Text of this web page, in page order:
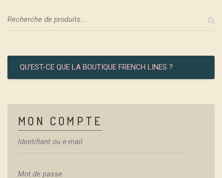
QU’EST-CE QUE LA BOUTIQUE FRENCH LINES ?
MON COMPTE